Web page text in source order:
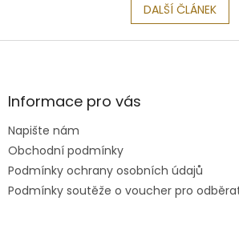
DALŠÍ ČLÁNEK
Z
aInformace pro vás
Napište nám
Obchodní podmínky
Podmínky ochrany osobních údajů
Podmínky soutěže o voucher pro